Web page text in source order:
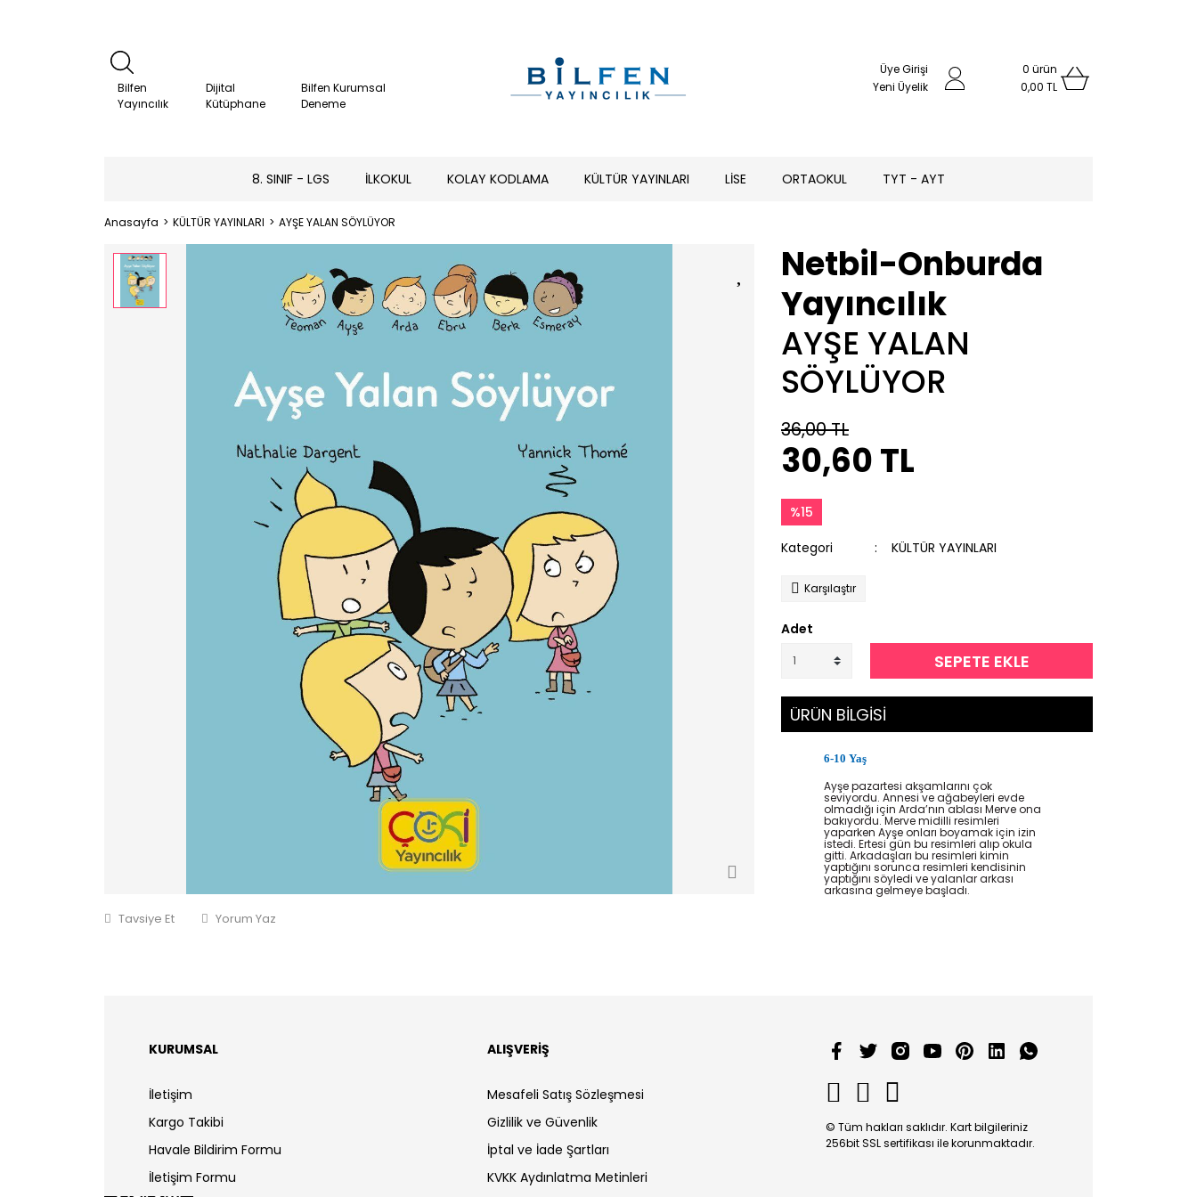
Bilfen
Yayıncılık
Dijital
Kütüphane
Bilfen Kurumsal
Deneme
Üye Girişi
Yeni Üyelik
0 ürün
0,00 TL
8. SINIF - LGS İLKOKUL KOLAY KODLAMA KÜLTÜR YAYINLARI LİSE ORTAOKUL TYT - AYT
Anasayfa KÜLTÜR YAYINLARI AYŞE YALAN SÖYLÜYOR
Tavsiye Et Yorum Yaz
Netbil-Onburda
Yayıncılık
AYŞE YALAN
SÖYLÜYOR
36,00 TL
30,60 TL
%15
Kategori KÜLTÜR YAYINLARI
Karşılaştır
Adet
SEPETE EKLE
ÜRÜN BİLGİSİ
6-10 Yaş
Ayşe pazartesi akşamlarını çok
seviyordu. Annesi ve ağabeyleri evde
olmadığı için Arda’nın ablası Merve ona
bakıyordu. Merve midilli resimleri
yaparken Ayşe onları boyamak için izin
istedi. Ertesi gün bu resimleri alıp okula
gitti. Arkadaşları bu resimleri kimin
yaptığını sorunca resimleri kendisinin
yaptığını söyledi ve yalanlar arkası
arkasına gelmeye başladı.
KURUMSAL
İletişim
Kargo Takibi
Havale Bildirim Formu
İletişim Formu
ALIŞVERİŞ
Mesafeli Satış Sözleşmesi
Gizlilik ve Güvenlik
İptal ve İade Şartları
KVKK Aydınlatma Metinleri
© Tüm hakları saklıdır. Kart bilgileriniz
256bit SSL sertifikası ile korunmaktadır.